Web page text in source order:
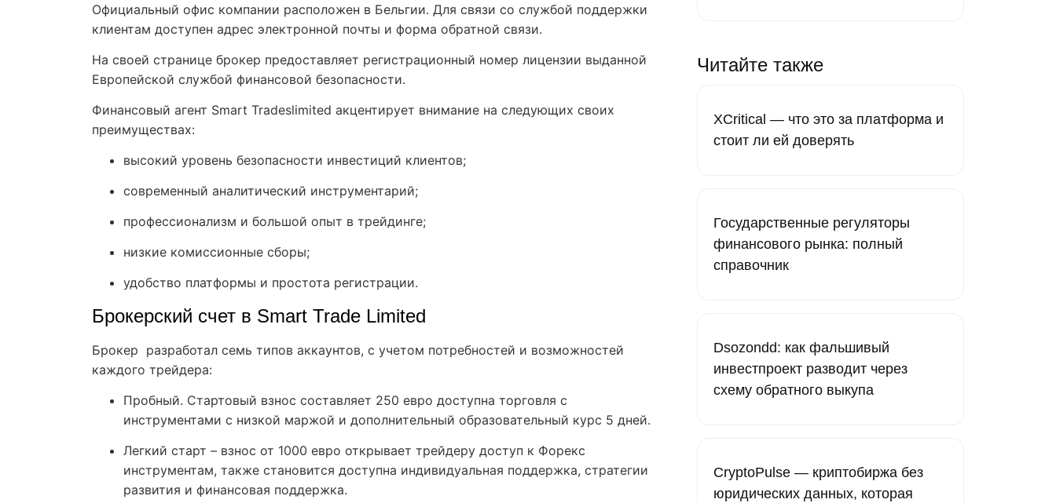
Официальный офис компании расположен в Бельгии. Для связи со службой поддержки
клиентам доступен адрес электронной почты и форма обратной связи.
На своей странице брокер предоставляет регистрационный номер лицензии выданной
Европейской службой финансовой безопасности.
Финансовый агент Smart Tradeslimited акцентирует внимание на следующих своих
преимуществах:
высокий уровень безопасности инвестиций клиентов;
современный аналитический инструментарий;
профессионализм и большой опыт в трейдинге;
низкие комиссионные сборы;
удобство платформы и простота регистрации.
Брокерский счет в Smart Trade Limited
Брокер разработал семь типов аккаунтов, с учетом потребностей и возможностей
каждого трейдера:
Пробный. Стартовый взнос составляет 250 евро доступна торговля с
инструментами с низкой маржой и дополнительный образовательный курс 5 дней.
Легкий старт – взнос от 1000 евро открывает трейдеру доступ к Форекс
инструментам, также становится доступна индивидуальная поддержка, стратегии
развития и финансовая поддержка.
Читайте также
XCritical — что это за платформа и
стоит ли ей доверять
Государственные регуляторы
финансового рынка: полный
справочник
Dsozondd: как фальшивый
инвестпроект разводит через
схему обратного выкупа
CryptoPulse — криптобиржа без
юридических данных, которая